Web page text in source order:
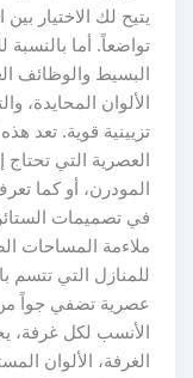
يتيح لك الاختيار بين
تواضعاً. أما بالنسبة
البسيط والوظائف
الألوان المحايدة،
تزيينية قوية. تعد هذه
العصرية التي تحتاج
المودرن، أو كما تعرف
في تصميمات الستائر.
ملاءمة المساحات
للمنازل التي تتسم
عصرية تضفي جواً من
الأنسب لكل غرفة،
الغرفة، الألوان